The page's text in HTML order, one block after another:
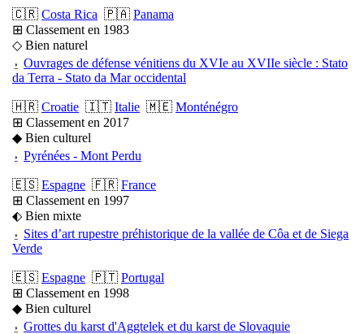
🇨🇷 Costa Rica 🇵🇦 Panama
⊞ Classement en 1983
◇ Bien naturel
⍚ Ouvrages de défense vénitiens du XVIe au XVIIe siècle : Stato
da Terra - Stato da Mar occidental
🇭🇷 Croatie 🇮🇹 Italie 🇲🇪 Monténégro
⊞ Classement en 2017
◆ Bien culturel
⍚ Pyrénées - Mont Perdu
🇪🇸 Espagne 🇫🇷 France
⊞ Classement en 1997
⬖ Bien mixte
⍚ Sites d’art rupestre préhistorique de la vallée de Côa et de Siega
Verde
🇪🇸 Espagne 🇵🇹 Portugal
⊞ Classement en 1998
◆ Bien culturel
⍚ Grottes du karst d'Aggtelek et du karst de Slovaquie